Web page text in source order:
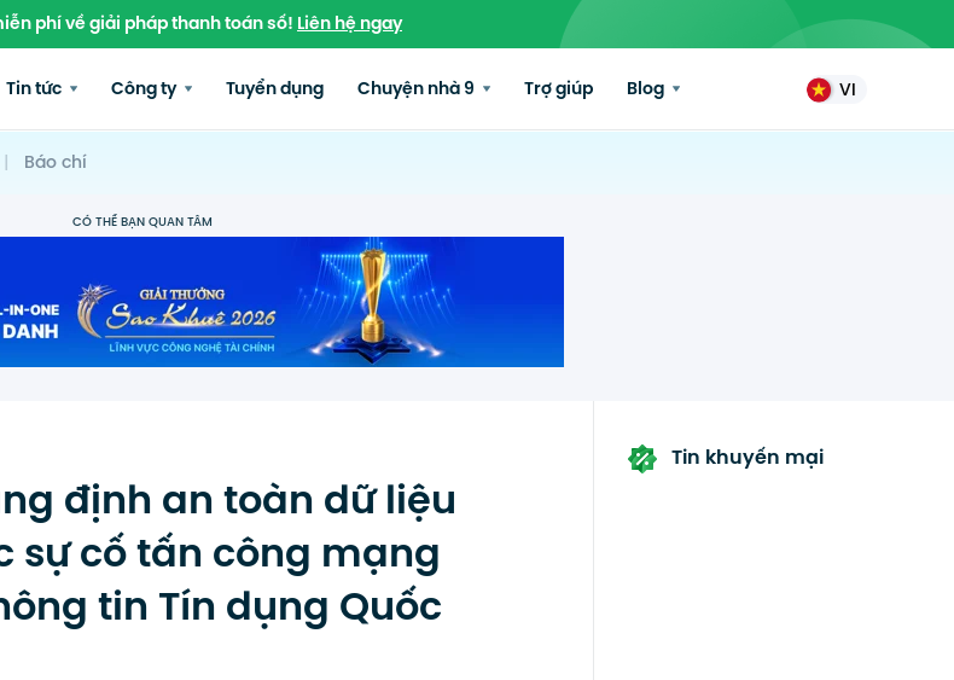
phí về giải pháp thanh toán số!Liên hệ ngay
Tin tức Công ty Tuyển dụng Chuyện nhà 9 Trợ giúp Blog VI
| Báo chí
CÓ THỂ BẠN QUAN TÂM
định an toàn dữ liệu
sự cố tấn công mạng
tin Tín dụng Quốc
Tin khuyến mại